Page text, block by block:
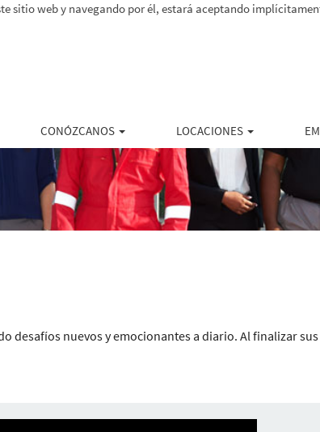
sitio web y navegando por él, estará aceptando
CONÓZCANOS LOCACIONES
desafíos nuevos y emocionantes a diario. Al finalizar